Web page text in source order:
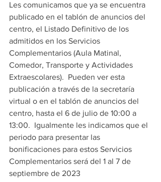
Les comunicamos que ya se encuentra
publicado en el tablón de anuncios del
centro, el Listado Definitivo de los
admitidos en los Servicios
Complementarios (Aula Matinal,
Comedor, Transporte y Actividades
Extraescolares).  Pueden ver esta
publicación a través de la secretaría
virtual o en el tablón de anuncios del
centro, hasta el 6 de julio de 10:00 a
13:00.  Igualmente les indicamos que el
periodo para presentar las
bonificaciones para estos Servicios
Complementarios será del 1 al 7 de
septiembre de 2023